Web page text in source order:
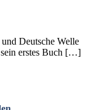
Deutsche Welle
erstes Buch […]